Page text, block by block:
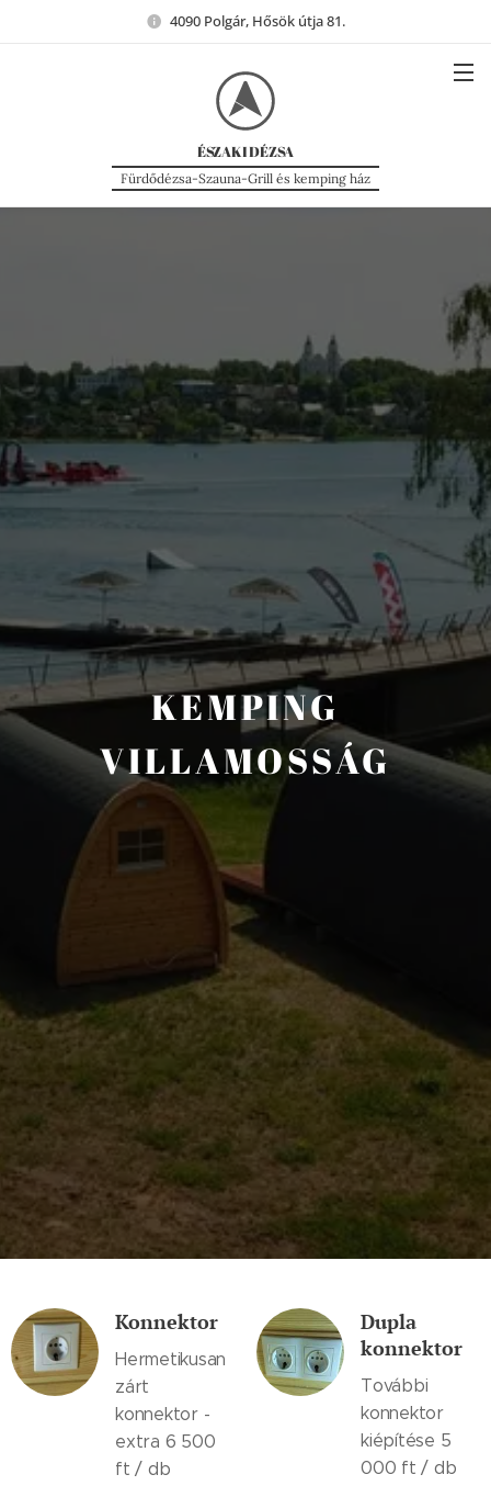
4090 Polgár, Hősök útja 81.
ÉSZAKIDÉZSA
Fürdődézsa-Szauna-Grill és kemping ház
KEMPING
VILLAMOSSÁG
Konnektor
Hermetikusan
zárt
konnektor -
extra 6 500
ft / db
Dupla
konnektor
További
konnektor
kiépítése 5
000 ft / db